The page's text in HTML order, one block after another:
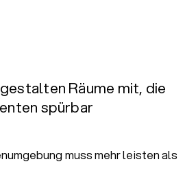
Räume mit, die
spürbar
muss mehr leisten als